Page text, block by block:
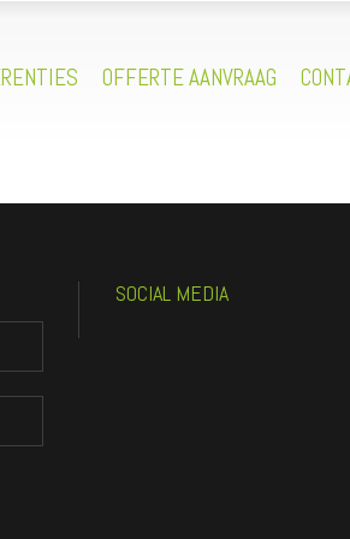
OFFERTE AANVRAAG
SOCIAL MEDIA